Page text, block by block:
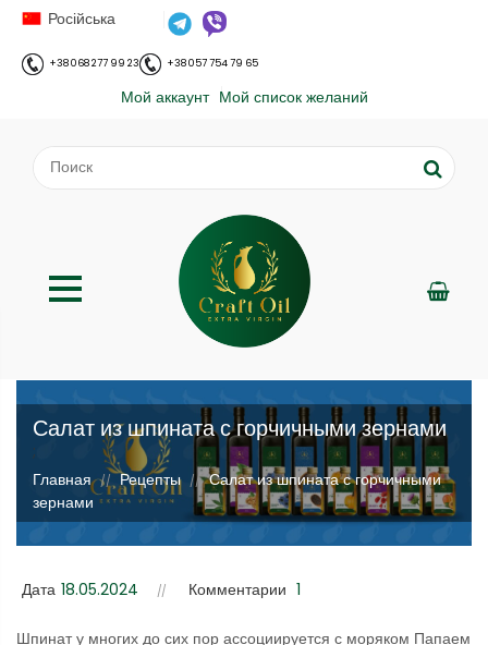
Російська
+38 068 277 99 23 +38 057 754 79 65
Мой аккаунт Мой список желаний
Салат из шпината с горчичными зернами
;
Главная // Рецепты // Салат из шпината с горчичными
зернами
Дата 18.05.2024 Комментарии 1
Шпинат у многих до сих пор ассоциируется с моряком Папаем